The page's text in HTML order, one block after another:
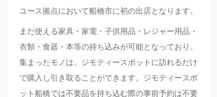
ユース拠点において船橋市に初の出店となります。
まだ使える家具・家電・子供用品・レジャー用品・
衣類・食器・本等の持ち込みが可能となっており、
集まったモノは、ジモティースポットに訪れるだけ
で購入し引き取ることができます。ジモティースポ
ット船橋では不要品を持ち込む際の事前予約は不要